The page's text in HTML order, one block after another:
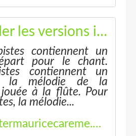
Commander les versions instrumentales - Chanter Maurice Carême
contiennent un
pour le chant.
contiennent un
la mélodie de la
à la flûte. Pour
la mélodie...
http://chantermauricecareme.eklablog.fr/commander-les-versions-instrumentales-p863632